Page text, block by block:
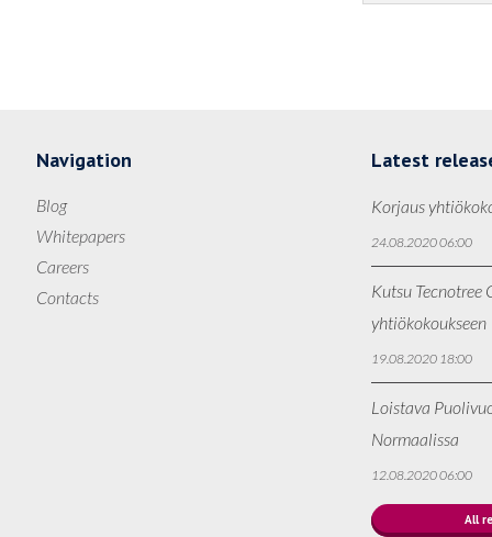
Navigation
Blog
Whitepapers
Careers
Contacts
Latest
Korjaus
24.08.2020 06:00
Kutsu Tecnotree
yhtiökokoukseen
19.08.2020 18:00
Loistava
Normaalissa
12.08.2020 06:00
All